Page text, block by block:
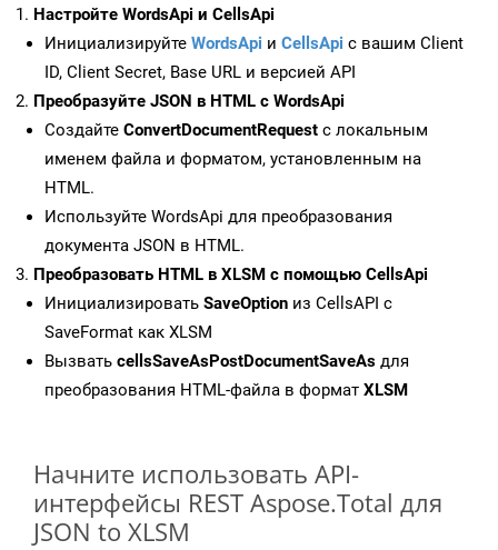
Настройте WordsApi и CellsApi
Инициализируйте WordsApi и CellsApi с вашим Client
ID, Client Secret, Base URL и версией API
Преобразуйте JSON в HTML с WordsApi
Создайте ConvertDocumentRequest с локальным
именем файла и форматом, установленным на
HTML.
Используйте WordsApi для преобразования
документа JSON в HTML.
Преобразовать HTML в XLSM с помощью CellsApi
Инициализировать SaveOption из CellsAPI с
SaveFormat как XLSM
Вызвать cellsSaveAsPostDocumentSaveAs для
преобразования HTML-файла в формат XLSM
Начните использовать API-
интерфейсы REST Aspose.Total для
JSON to XLSM